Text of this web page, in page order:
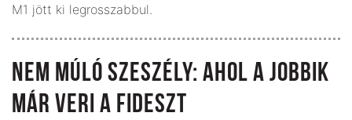
M1 jött ki legrosszabbul.
NEM MÚLÓ SZESZÉLY: AHOL A JOBBIK
MÁR VERI A FIDESZT